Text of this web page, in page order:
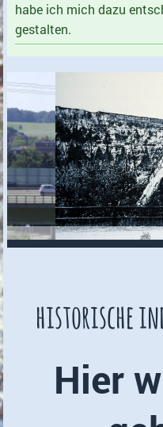
habe ich mich dazu
gestalten.
historische
Hier